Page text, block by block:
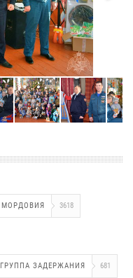
МОРДОВИЯ 3618
ГРУППА ЗАДЕРЖАНИЯ 681